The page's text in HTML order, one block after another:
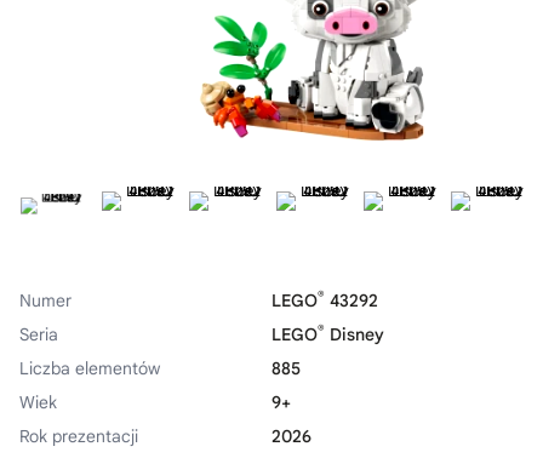
Numer LEGO® 43292
Seria
LEGO® Disney
Liczba elementów
885
Wiek
9+
Rok prezentacji
2026